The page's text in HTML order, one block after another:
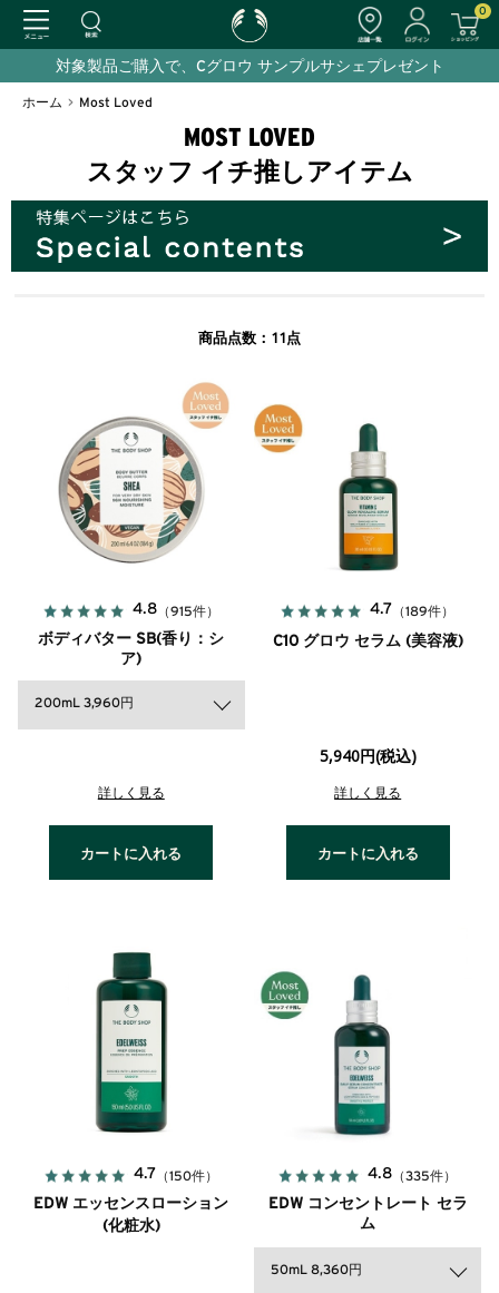
0
対象製品ご購入で、Cグロウ サンプルサシェプレゼント
ホーム > Most Loved
MOST LOVED
スタッフ イチ推しアイテム
商品点数： 11点
4.8（915件）
ボディバター SB(香り：シ
ア)
200mL 3,960円
詳しく見る
カートに入れる
4.7 （189件）
C10 グロウ セラム (美容液)
5,940円(税込)
詳しく見る
カートに入れる
4.7 （150件）
EDW エッセンスローション
(化粧水)
4.8 （335件）
EDW コンセントレート セラ
ム
50mL 8,360円